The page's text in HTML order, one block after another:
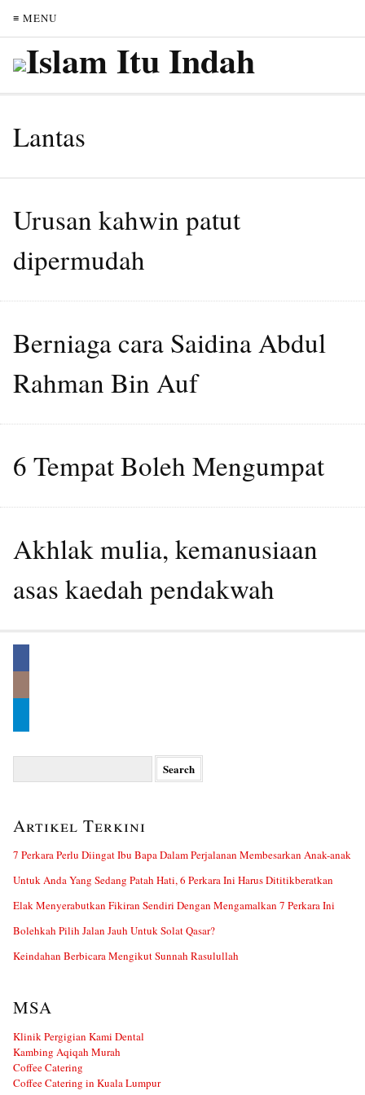
≡ MENU
Lantas
Urusan kahwin patut
dipermudah
Berniaga cara Saidina Abdul
Rahman Bin Auf
6 Tempat Boleh Mengumpat
Akhlak mulia, kemanusiaan
asas kaedah pendakwah
Artikel Terkini
7 Perkara Perlu Diingat Ibu Bapa Dalam Perjalanan Membesarkan Anak-anak
Untuk Anda Yang Sedang Patah Hati, 6 Perkara Ini Harus Dititikberatkan
Elak Menyerabutkan Fikiran Sendiri Dengan Mengamalkan 7 Perkara Ini
Bolehkah Pilih Jalan Jauh Untuk Solat Qasar?
Keindahan Berbicara Mengikut Sunnah Rasulullah
MSA
Klinik Pergigian Kami Dental
Kambing Aqiqah Murah
Coffee Catering
Coffee Catering in Kuala Lumpur